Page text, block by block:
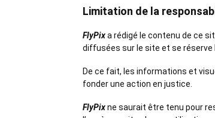
Limitation de la
FlyPixa rédigé le contenu de ce
diffusées sur le site et se réserve
De ce fait, les informations et
fonder une action en justice.
FlyPixne saurait être tenu pour